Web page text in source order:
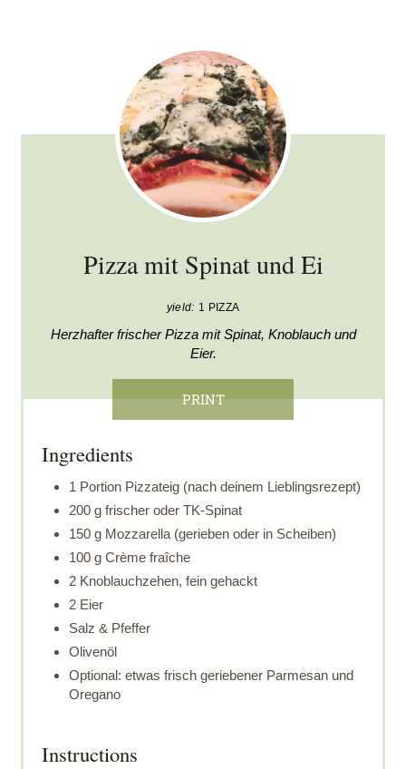
Pizza mit Spinat und Ei
yield: 1 PIZZA
Herzhafter frischer Pizza mit Spinat, Knoblauch und
Eier.
PRINT
Ingredients
1 Portion Pizzateig (nach deinem Lieblingsrezept)
200 g frischer oder TK-Spinat
150 g Mozzarella (gerieben oder in Scheiben)
100 g Crème fraîche
2 Knoblauchzehen, fein gehackt
2 Eier
Salz & Pfeffer
Olivenöl
Optional: etwas frisch geriebener Parmesan und
Oregano
Instructions